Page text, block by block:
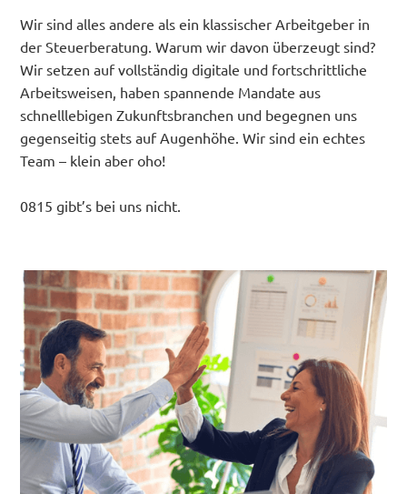
Wir sind alles andere als ein klassischer Arbeitgeber in
der Steuerberatung. Warum wir davon überzeugt sind?
Wir setzen auf vollständig digitale und fortschrittliche
Arbeitsweisen, haben spannende Mandate aus
schnelllebigen Zukunftsbranchen und begegnen uns
gegenseitig stets auf Augenhöhe. Wir sind ein echtes
Team – klein aber oho!
0815 gibt’s bei uns nicht.